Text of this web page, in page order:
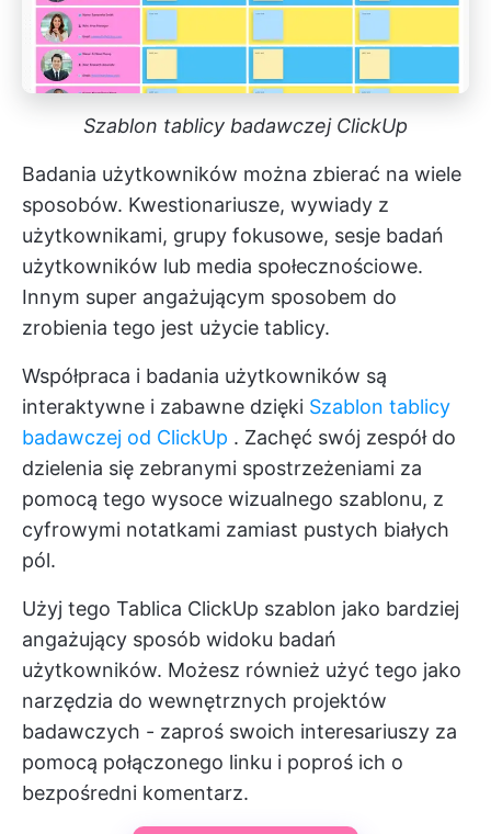
Szablon tablicy badawczej ClickUp
Badania użytkowników można zbierać na wiele
sposobów. Kwestionariusze, wywiady z
użytkownikami, grupy fokusowe, sesje badań
użytkowników lub media społecznościowe.
Innym super angażującym sposobem do
zrobienia tego jest użycie tablicy.
Współpraca i badania użytkowników są
interaktywne i zabawne dzięki Szablon tablicy
badawczej od ClickUp . Zachęć swój zespół do
dzielenia się zebranymi spostrzeżeniami za
pomocą tego wysoce wizualnego szablonu, z
cyfrowymi notatkami zamiast pustych białych
pól.
Użyj tego Tablica ClickUp szablon jako bardziej
angażujący sposób widoku badań
użytkowników. Możesz również użyć tego jako
narzędzia do wewnętrznych projektów
badawczych - zaproś swoich interesariuszy za
pomocą połączonego linku i poproś ich o
bezpośredni komentarz.